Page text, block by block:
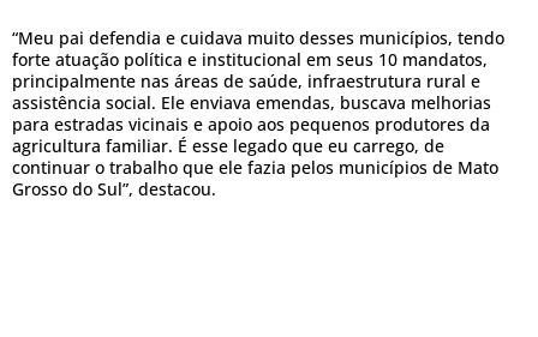
“Meu pai defendia e cuidava muito desses municípios, tendo
forte atuação política e institucional em seus 10 mandatos,
principalmente nas áreas de saúde, infraestrutura rural e
assistência social. Ele enviava emendas, buscava melhorias
para estradas vicinais e apoio aos pequenos produtores da
agricultura familiar. É esse legado que eu carrego, de
continuar o trabalho que ele fazia pelos municípios de Mato
Grosso do Sul”, destacou.